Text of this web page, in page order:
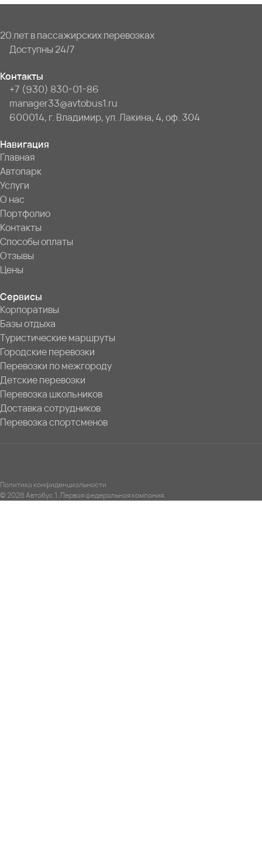
20 лет в пассажирских перевозках
Доступны 24/7
Контакты
+7 (930) 830-01-86
manager33@avtobus1.ru
600014, г. Владимир, ул. Лакина, 4, оф. 304
Навигация
Главная
Автопарк
Услуги
О нас
Портфолио
Контакты
Способы оплаты
Отзывы
Цены
Сервисы
Корпоративы
Базы отдыха
Туристические маршруты
Городские перевозки
Перевозки по межгороду
Детские перевозки
Перевозка школьников
Доставка сотрудников
Перевозка спортсменов
Политика конфиденциальности
© 2026 Автобус 1. Первая федеральная компания.